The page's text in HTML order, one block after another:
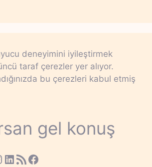
deneyimini iyileştirmek
taraf çerezler yer alıyor.
bu çerezleri kabul etmiş
gel konuş
LinkedIn
RSS FeedFacebook